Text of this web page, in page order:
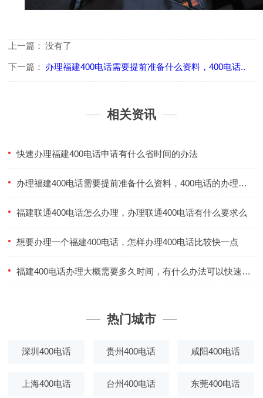
上一篇： 没有了
下一篇： 办理福建400电话需要提前准备什么资料，400电话..
相关资讯
快速办理福建400电话申请有什么省时间的办法
办理福建400电话需要提前准备什么资料，400电话的办理流程都有什么
福建联通400电话怎么办理，办理联通400电话有什么要求么
想要办理一个福建400电话，怎样办理400电话比较快一点
福建400电话办理大概需要多久时间，有什么办法可以快速办理400电话
热门城市
深圳400电话 贵州400电话 咸阳400电话
上海400电话 台州400电话 东莞400电话